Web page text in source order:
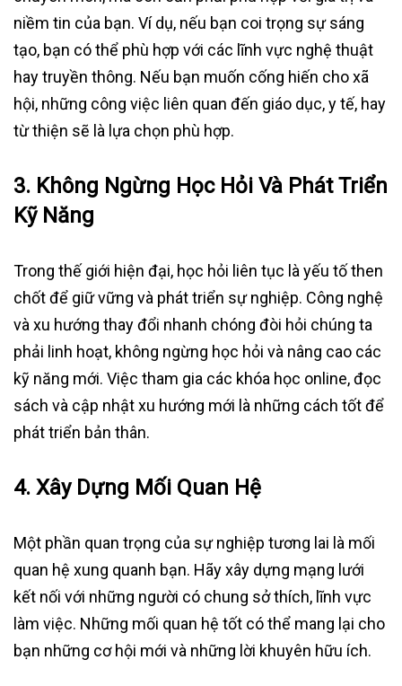
niềm tin của bạn. Ví dụ, nếu bạn coi trọng sự sáng
tạo, bạn có thể phù hợp với các lĩnh vực nghệ thuật
hay truyền thông. Nếu bạn muốn cống hiến cho xã
hội, những công việc liên quan đến giáo dục, y tế, hay
từ thiện sẽ là lựa chọn phù hợp.
3. Không Ngừng Học Hỏi Và Phát Triển
Kỹ Năng
Trong thế giới hiện đại, học hỏi liên tục là yếu tố then
chốt để giữ vững và phát triển sự nghiệp. Công nghệ
và xu hướng thay đổi nhanh chóng đòi hỏi chúng ta
phải linh hoạt, không ngừng học hỏi và nâng cao các
kỹ năng mới. Việc tham gia các khóa học online, đọc
sách và cập nhật xu hướng mới là những cách tốt để
phát triển bản thân.
4. Xây Dựng Mối Quan Hệ
Một phần quan trọng của sự nghiệp tương lai là mối
quan hệ xung quanh bạn. Hãy xây dựng mạng lưới
kết nối với những người có chung sở thích, lĩnh vực
làm việc. Những mối quan hệ tốt có thể mang lại cho
bạn những cơ hội mới và những lời khuyên hữu ích.